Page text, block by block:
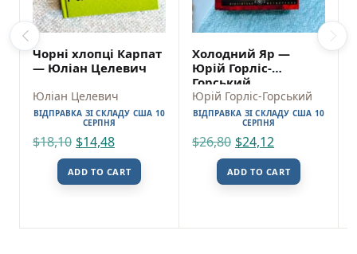
Чорні хлопці Карпат
— Юліан Целевич
Юліан Целевич
ВІДПРАВКА ЗІ СКЛАДУ США 10
СЕРПНЯ
$18,10 $14,48
ADD TO CART
Холодний Яр —
Юрій Горліс-
Горський
Юрій Горліс-Горський
ВІДПРАВКА ЗІ СКЛАДУ США 10
СЕРПНЯ
$26,80 $24,12
ADD TO CART